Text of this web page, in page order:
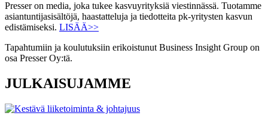
Presser on media, joka tukee kasvuyrityksiä viestinnässä. Tuotamme
asiantuntijasisältöjä, haastatteluja ja tiedotteita pk-yritysten kasvun
edistämiseksi. LISÄÄ>>
Tapahtumiin ja koulutuksiin erikoistunut Business Insight Group on
osa Presser Oy:tä.
JULKAISUJAMME